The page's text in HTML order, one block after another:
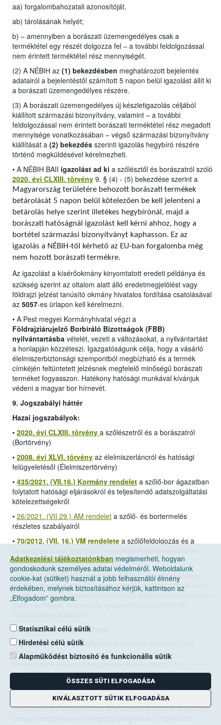
aa) forgalombahozatali azonosítóját,
ab) tárolásának helyét;
b) – amennyiben a borászati üzemengedélyes csak a
terméktétel egy részét dolgozza fel – a további feldolgozással
nem érintett terméktétel rész mennyiségét.
(2) A NÉBIH az (1) bekezdésben meghatározott bejelentés
adatairól a bejelentéstől számított 5 napon belül igazolást állít ki
a borászati üzemengedélyes részére.
(3) A borászati üzemengedélyes új készletigazolás céljából
kiállított származási bizonyítvány, valamint – a további
feldolgozással nem érintett borászati terméktétel rész megadott
mennyisége vonatkozásában – végső származási bizonyítvány
kiállítását a (2) bekezdés szerinti igazolás hegybíró részére
történő megküldésével kérelmezheti.
• A NÉBIH BAII igazolást ad ki a szőlésztől és borászatról szóló
2020. évi CLXIII. törvény 9. § (4) - (5) bekezdése szerint a
Magyarország területére behozott borászati termékek
betárolását 5 napon belül kötelezően be kell jelenteni a
betárolás helye szerint illetékes hegybírónál, majd a
borászati hatóságnál igazolást kell kérni ahhoz, hogy a
bortétel származási bizonyítványt kaphasson. Ez az
igazolás a NÉBIH-től kérhető az EU-ban forgalomba még
nem hozott borászati termékre.
Az igazolást a kísérőokmány kinyomtatott eredeti példánya és
szükség szerint az oltalom alatt álló eredetmegjelölést vagy
földrajzi jelzést tanúsító okmány hivatalos fordítása csatolásával
az 5057-es ürlapon kell kérelmezni.
• A Pest megyei Kormányhivatal végzi a
Földrajziárujelző Borbíráló Bizottságok (FBB)
nyilvántartásba vételét, vezeti a változásokat, a nyilvántartást
a honlapján közzéteszi. Igazgatóságunk célja, hogy a vásárló
élelmiszerbiztonsági szempontból megbízható és a termék
címkéjén feltüntetett jelzésnek megfelelő minőségű borászati
terméket fogyasszon. Hatékony hatósági munkával kívánjuk
védeni a magyar bor hírnevét.
9. Jogszabályi háttér
Hazai jogszabályok:
• 2020. évi CLXIII. törvény a szőlészetről és a borászatról
(Bortörvény)
• 2008. évi XLVI. törvény az élelmiszerláncról és hatósági
felügyeletésől (Élelmiszertörvény)
• 435/2021. (VII.16.) Kormány rendelet a szőlő-bor ágazatban
folytatott hatósági eljárásokról és teljesítendő adatszolgáltatási
kötelezettségekről
• 26/2021. (VII 29.) AM rendelet a szőlő- és bortermelés
részletes szabályairól
• 70/2012. (VII. 16.) VM rendelete a szőlőfeldolgozás és a
támogatással történő lepárlásáról
•63/2012. (VII.2) VM rendeletea NÉBIH, valamint a megyei
kormányhivatalok mezőgazdasági szakigazgatási szervei előtt
kezdeményezett eljárásokban fizetendő igazgatási szolgáltatási
díjak mértékéről, valamint az igazgatási szolgáltatási díj
Európai Uniós jogszabályok:
• AZ EURÓPAI PARLAMENT ÉS A TANÁCS 1308/2013/EU
RENDELETE(2013. december 17.) mezőgazdasági
922/72/EGK, a 234/79/EK, az 1037/2001/EK és az
1234/2007/EK tanácsi rendelet hatályon kívül helyezéséről
• A BIZOTTSÁG 2008. június 27.-én hozott 555/2008/EK
RENDELETE a borpiac közös szervezéséről szóló 479/2008/EK
Adatkezelési tájékoztatónkban megismerheti, hogyan
gondoskodunk személyes adatai védelméről. Weboldalunk
cookie-kat (sütiket) használ a jobb felhasználói élmény
érdekében, melynek biztosításához kérjük, kattintson az
„Elfogadom” gombra.
Statisztikai célú sütik
Hirdetési célú sütik
Alapműködést biztosító és funkcionális sütik
ÖSSZES SÜTI ELFOGADÁSA
KIVÁLASZTOTT SÜTIK ELFOGADÁSA